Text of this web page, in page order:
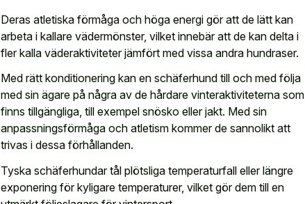
Deras atletiska förmåga och höga energi gör att de lätt kan
arbeta i kallare vädermönster, vilket innebär att de kan delta i
fler kalla väderaktiviteter jämfört med vissa andra hundraser.
Med rätt konditionering kan en schäferhund till och med följa
med sin ägare på några av de hårdare vinteraktiviteterna som
finns tillgängliga, till exempel snösko eller jakt. Med sin
anpassningsförmåga och atletism kommer de sannolikt att
trivas i dessa förhållanden.
Tyska schäferhundar tål plötsliga temperaturfall eller längre
exponering för kyligare temperaturer, vilket gör dem till en